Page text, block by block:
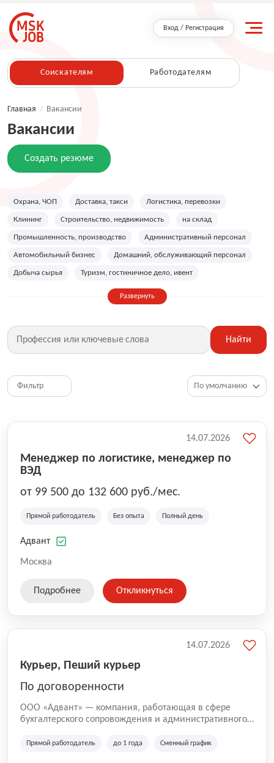
Вход / Регистрация
Соискателям Работодателям
Главная / Вакансии
Вакансии
Создать резюме
Охрана, ЧОП Доставка, такси Логистика, перевозки
Клининг Строительство, недвижимость на склад
Промышленность, производство Административный персонал
Автомобильный бизнес Домашний, обслуживающий персонал
Добыча сырья Туризм, гостиничное дело, ивент
Дизайн, искусство, ивент
Фитнес, красота, спорт Страхование
Медицина, фармацевтика Маркетинг, PR, реклама
HR, управление персоналом
Топ менеджмент, руководители
Развернуть
Найти
Фильтр
Менеджер по логистике, менеджер по
ВЭД
от 99 500 до 132 600 руб./мес.
Прямой работодатель Без опыта Полный день
Адвант
Москва
14.07.2026
Подробнее Откликнуться
Курьер, Пеший курьер
По договоренности
ООО «Адвант» — компания, работающая в сфере
бухгалтерского сопровождения и административного
зарегистрирована в Санкт-Петербурге и
Прямой работодатель до 1 года Сменный график
14.07.2026